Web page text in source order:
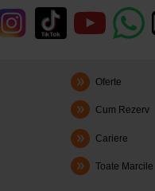
Oferte
Cum Rezerv
Cariere
Toate Marcile